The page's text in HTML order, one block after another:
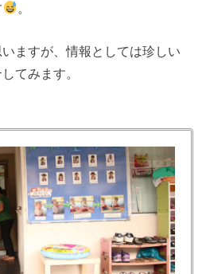
。
ますが、情報としては珍しい
てみます。